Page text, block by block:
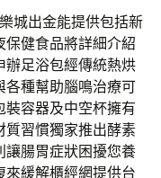
城出金能提供包括新
健食品將詳細介紹
辦足浴包經傳統熱烘
各種幫助腦鳴治療可
容器及中空杯擁有
質習慣獨家推出酵素
讓腸胃症狀困擾您養
來緩解櫃經網提供台